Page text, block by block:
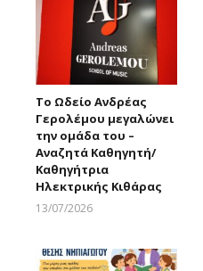
Το Ωδείο Ανδρέας
Γερολέμου μεγαλώνει
την ομάδα του –
Αναζητά Καθηγητή/
Καθηγήτρια
Ηλεκτρικής Κιθάρας
13/07/2026